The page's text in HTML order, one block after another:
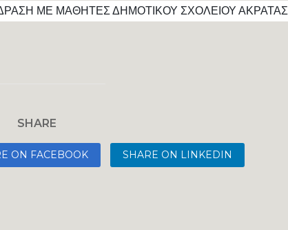
ΜΕ ΜΑΘΗΤΕΣ ΔΗΜΟΤΙΚΟΥ ΣΧΟΛΕΙΟΥ ΑΚΡΑΤΑΣ
SHARE
ON FACEBOOK SHARE ON LINKEDIN